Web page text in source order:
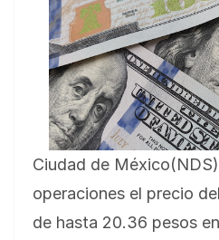
Ciudad de
operaciones el precio
de hasta 20.36 pesos